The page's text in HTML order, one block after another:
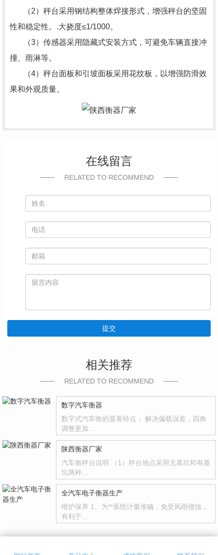
（2）秤台采用钢结构整体焊接形式，增强秤台的坚固
性和稳定性。.大挠度≤1/1000。
（3）传感器采用隐藏式安装方式，可避免车辆直接冲
撞、雨淋等。
（4）秤台面板和引坡面板采用花纹板，以增强防滑效
果和外观质量。
在线留言
RELATED TO RECOMMEND
提交
相关推荐
RELATED TO RECOMMEND
数字汽车衡器
数字式汽车衡的显著特点： 解决偏载误差，四角
调整更加…
陕西衡器厂家
汽车衡秤台说明 （1）秤台地点采用无基坑和有基
坑两种…
全汽车电子衡器生产
维护保养 1、为**系统计量准确，免受风雨侵蚀，
有利于…